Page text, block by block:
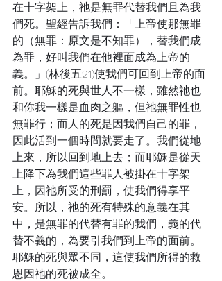
在十字架上，祂是無罪代替我們且為我
們死。聖經告訴我們：「上帝使那無罪
的（無罪：原文是不知罪），替我們成
為罪，好叫我們在他裡面成為上帝的
義。」(林後五21)使我們可回到上帝的面
前。耶穌的死與世人不一樣，雖然祂也
和你我一樣是血肉之軀，但祂無罪性也
無罪行；而人的死是因我們自己的罪，
因此活到一個時間就要走了。我們從地
上來，所以回到地上去；而耶穌是從天
上降下為我們這些罪人被掛在十字架
上，因祂所受的刑罰，使我們得享平
安。所以，祂的死有特殊的意義在其
中，是無罪的代替有罪的我們，義的代
替不義的，為要引我們到上帝的面前。
耶穌的死與眾不同，這使我們所得的救
恩因祂的死被成全。